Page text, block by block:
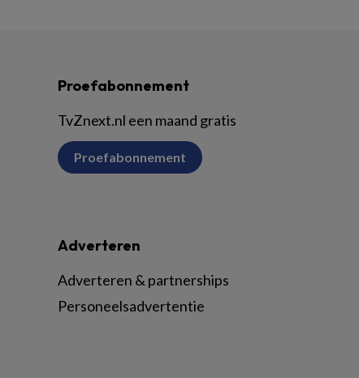
Proefabonnement
TvZnext.nl een maand gratis
Proefabonnement
Adverteren
Adverteren & partnerships
Personeelsadvertentie